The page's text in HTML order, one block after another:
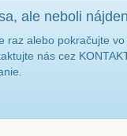
ale neboli
raz alebo pokračujte vo
nás cez